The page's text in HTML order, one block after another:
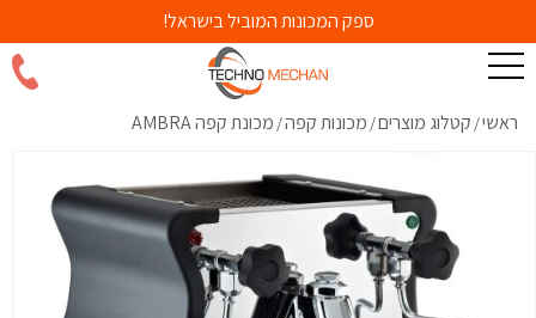
ספק המכונות המוביל בישראל!
ראשי/ קטלוג מוצרים/ מכונות קפה/ מכונת קפה AMBRA